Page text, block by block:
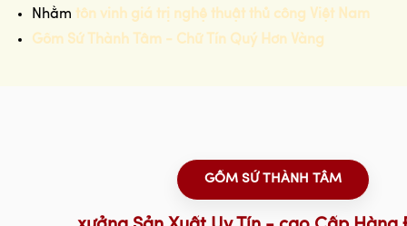
Nhằm tôn vinh giá trị nghệ thuật thủ công Việt Nam
Gốm Sứ Thành Tâm - Chữ Tín Quý Hơn Vàng
GỐM SỨ THÀNH TÂM